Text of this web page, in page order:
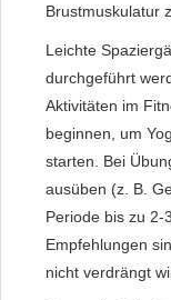
Brustmuskulatur
Leichte
durchgeführt
Aktivitäten im
beginnen, um
starten. Bei
ausüben (z. B.
Periode bis zu 2-
Empfehlungen
nicht verdrängt